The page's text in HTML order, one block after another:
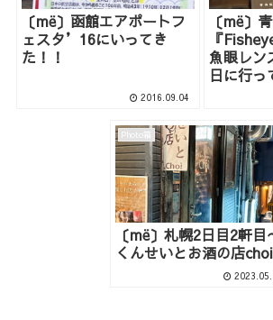
〔më〕函館エアポートフ
ェスタ’16にいってき
た！！
2016.09.04
〔më〕
『
魚眼レン
日に行っ
Photo箱
〔më〕札幌2日目2軒目
くんせいとお酒の店choi